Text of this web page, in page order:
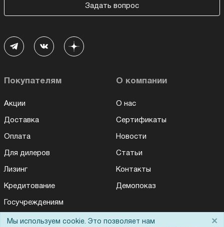
Задать вопрос
Покупателям
Акции
Доставка
Оплата
Для дилеров
Лизинг
Кредитование
Госучреждениям
Тендеры
О компании
О нас
Сертификаты
Новости
Статьи
Контакты
Демопоказ
Мы используем cookie. Это позволяет нам
×